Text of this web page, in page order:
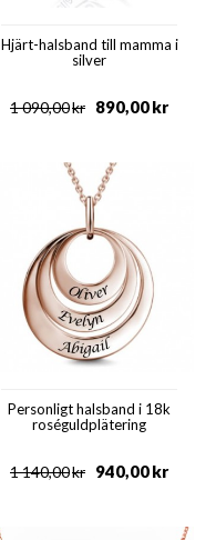
Hjärt-halsband till mamma i
silver
kr
1 090,00 kr
890,00
Personligt halsband i 18k
roséguldplätering
kr
1 140,00 kr
940,00